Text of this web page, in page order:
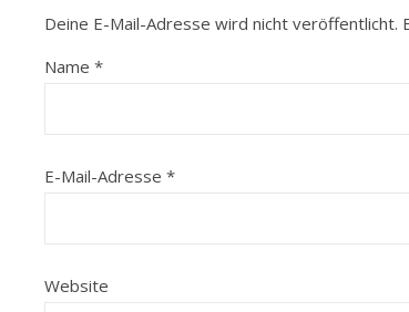
Deine E-Mail-Adresse wird nicht veröffentlicht.
Name *
E-Mail-Adresse *
Website